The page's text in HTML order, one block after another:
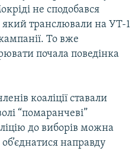
не сподобався
транслювали на УТ-1
То вже
почала поведінка
коаліції ставали
“помаранчеві”
до виборів можна
направду